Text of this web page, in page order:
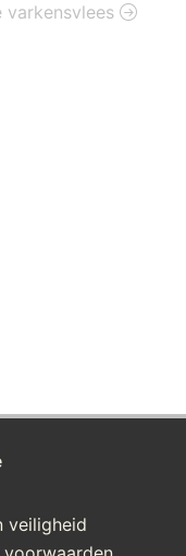
veiligheid